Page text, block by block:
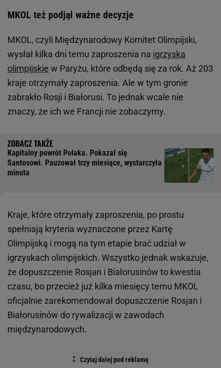
MKOL też podjął ważne decyzje
MKOL, czyli Międzynarodowy Komitet Olimpijski,
wysłał kilka dni temu zaproszenia na igrzyska
olimpijskie w Paryżu, które odbędą się za rok. Aż 203
kraje otrzymały zaproszenia. Ale w tym gronie
zabrakło Rosji i Białorusi. To jednak wcale nie
znaczy, że ich we Francji nie zobaczymy.
Kapitalny powrót Polaka. Pokazał się
Santosowi. Pauzował trzy miesiące, wystarczyła
minuta
Kraje, które otrzymały zaproszenia, po prostu
spełniają kryteria wyznaczone przez Kartę
Olimpijską i mogą na tym etapie brać udział w
igrzyskach olimpijskich. Wszystko jednak wskazuje,
że dopuszczenie Rosjan i Białorusinów to kwestia
czasu, bo przecież już kilka miesięcy temu MKOL
oficjalnie zarekomendował dopuszczenie Rosjan i
Białorusinów do rywalizacji w zawodach
międzynarodowych.